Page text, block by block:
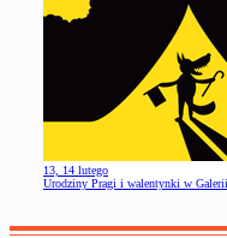
13, 14 lutego
Urodziny Pragi i walentynki w